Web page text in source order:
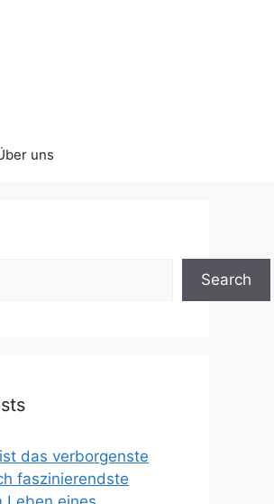
uns
Search
das verborgenste
faszinierendste